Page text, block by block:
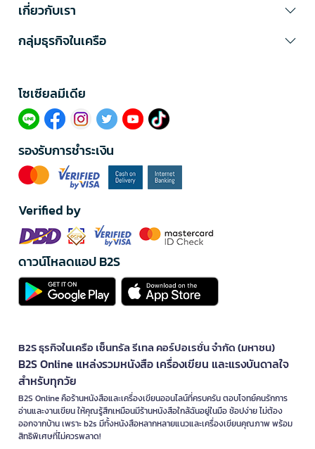
เกี่ยวกับเรา
กลุ่มธุรกิจในเครือ
โซเซียลมีเดีย​
รองรับการชำระเงิน
Verified by
ดาวน์โหลดแอป B2S
B2S ธุรกิจในเครือ เซ็นทรัล รีเทล คอร์ปอเรชั่น จำกัด (มหาชน)
B2S Online แหล่งรวมหนังสือ เครื่องเขียน และแรงบันดาลใจ
สำหรับทุกวัย
B2S Online คือร้านหนังสือและเครื่องเขียนออนไลน์ที่ครบครัน ตอบโจทย์คนรักการ
อ่านและงานเขียน ให้คุณรู้สึกเหมือนมีร้านหนังสือใกล้ฉันอยู่ในมือ ช้อปง่าย ไม่ต้อง
ออกจากบ้าน เพราะ b2s มีทั้งหนังสือหลากหลายแนวและเครื่องเขียนคุณภาพ พร้อม
สิทธิพิเศษที่ไม่ควรพลาด!